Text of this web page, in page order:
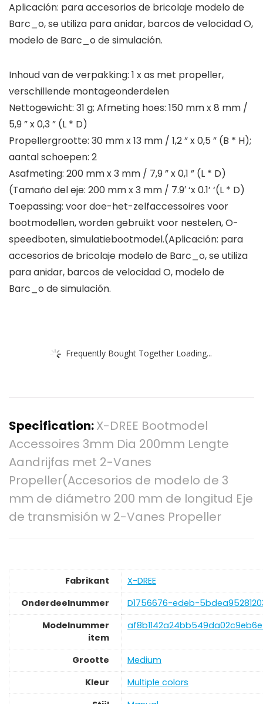
Aplicación: para accesorios de bricolaje modelo de
Barc_o, se utiliza para anidar, barcos de velocidad O,
modelo de Barc_o de simulación.
Inhoud van de verpakking: 1 x as met propeller,
verschillende montageonderdelen
Nettogewicht: 31 g; Afmeting hoes: 150 mm x 8 mm /
5,9 ” x 0,3 ” (L * D)
Propellergrootte: 30 mm x 13 mm / 1,2 ” x 0,5 ” (B * H);
aantal schoepen: 2
Asafmeting: 200 mm x 3 mm / 7,9 ” x 0,1 ” (L * D)
(Tamaño del eje: 200 mm x 3 mm / 7.9′ ‘x 0.1’ ‘(L * D)
Toepassing: voor doe-het-zelfaccessoires voor
bootmodellen, worden gebruikt voor nestelen, O-
speedboten, simulatiebootmodel.(Aplicación: para
accesorios de bricolaje modelo de Barc_o, se utiliza
para anidar, barcos de velocidad O, modelo de
Barc_o de simulación.
Frequently Bought Together Loading...
Specification:X-DREE Bootmodel
Accessoires 3mm Dia 200mm Lengte
Aandrijfas met 2-Vanes
Propeller(Accesorios de modelo de 3
mm de diámetro 200 mm de longitud Eje
de transmisión w 2-Vanes Propeller
Fabrikant
‎X-DREE
Onderdeelnummer
‎D1756676-edeb-
Modelnummer
item
Grootte
‎Medium
Kleur
‎Multiple colors